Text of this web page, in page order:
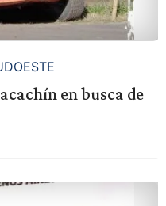
en busca de